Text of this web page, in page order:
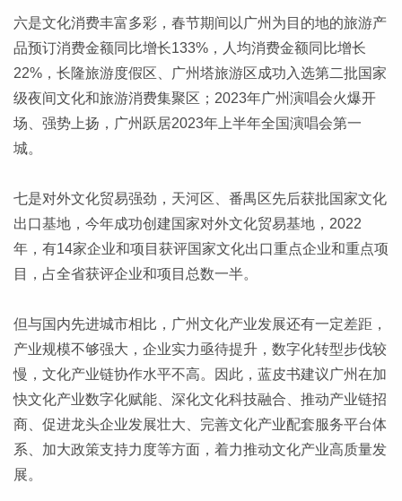
六是文化消费丰富多彩，春节期间以广州为目的地的旅游产
品预订消费金额同比增长133%，人均消费金额同比增长
22%，长隆旅游度假区、广州塔旅游区成功入选第二批国家
级夜间文化和旅游消费集聚区；2023年广州演唱会火爆开
场、强势上扬，广州跃居2023年上半年全国演唱会第一
城。
七是对外文化贸易强劲，天河区、番禺区先后获批国家文化
出口基地，今年成功创建国家对外文化贸易基地，2022
年，有14家企业和项目获评国家文化出口重点企业和重点项
目，占全省获评企业和项目总数一半。
但与国内先进城市相比，广州文化产业发展还有一定差距，
产业规模不够强大，企业实力亟待提升，数字化转型步伐较
慢，文化产业链协作水平不高。因此，蓝皮书建议广州在加
快文化产业数字化赋能、深化文化科技融合、推动产业链招
商、促进龙头企业发展壮大、完善文化产业配套服务平台体
系、加大政策支持力度等方面，着力推动文化产业高质量发
展。